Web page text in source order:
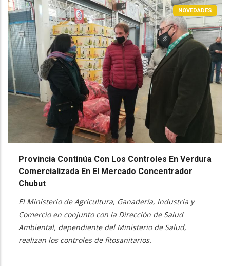
NOVEDADES
Provincia Continúa Con Los Controles En Verdura
Comercializada En El Mercado Concentrador
Chubut
El Ministerio de Agricultura, Ganadería, Industria y
Comercio en conjunto con la Dirección de Salud
Ambiental, dependiente del Ministerio de Salud,
realizan los controles de fitosanitarios.